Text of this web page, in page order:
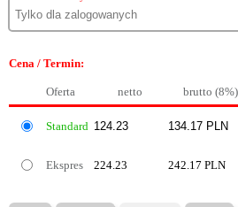
Cena / Termin:
Oferta netto brutto (8%)
Standard
Ekspres 224.23 242.17 PLN